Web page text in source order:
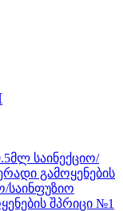
საინექციო/
გამოყენების
საინფუზიო
შპრიცი №1